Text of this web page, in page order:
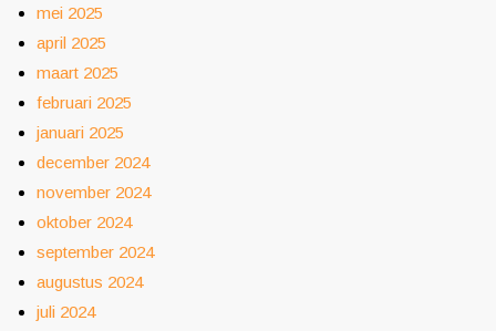
mei 2025
april 2025
maart 2025
februari 2025
januari 2025
december 2024
november 2024
oktober 2024
september 2024
augustus 2024
juli 2024